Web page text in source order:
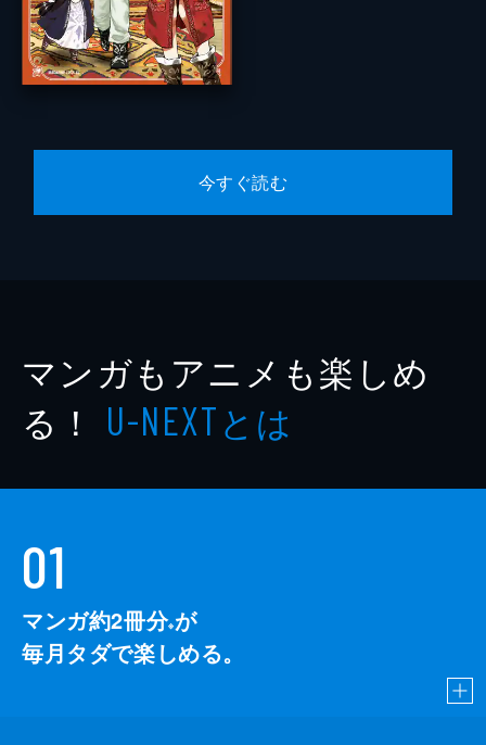
今すぐ読む
マンガもアニメも楽しめ
る！ U-NEXTとは
01
マンガ約2冊分※が
毎月タダで楽しめる。